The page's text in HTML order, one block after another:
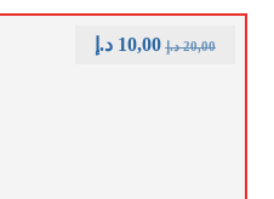
20,00 د.إ 10,00 د.إ